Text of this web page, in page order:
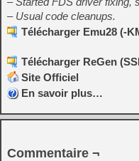
– Usual code cleanups.
Télécharger Emu28 (-
Télécharger ReGen
Site Officiel
En savoir plus…
Commentaire ¬